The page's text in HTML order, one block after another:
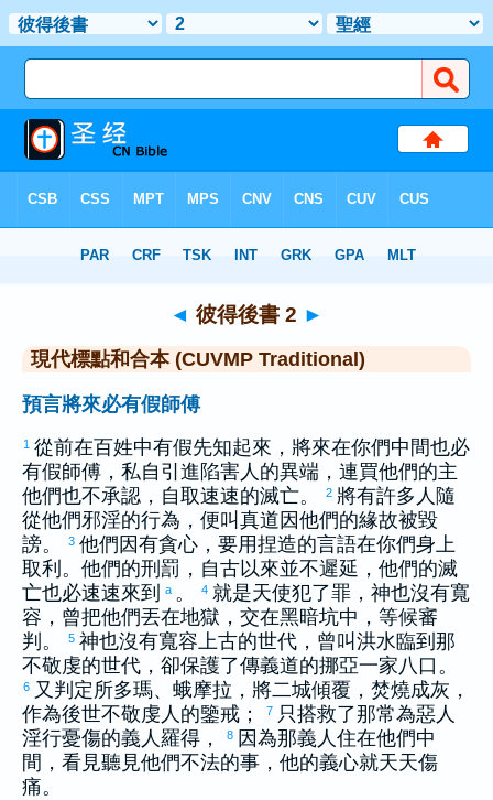
> 彼得後書 2
◄ 彼得後書 2 ►
現代標點和合本 (CUVMP Traditional)
預言將來必有假師傅
1 從前在百姓中有假先知起來，將來在你們中間也必
有假師傅，私自引進陷害人的異端，連買他們的主
他們也不承認，自取速速的滅亡。
2 將有許多人隨
從他們邪淫的行為，便叫真道因他們的緣故被毀
謗。
3 他們因有貪心，要用捏造的言語在你們身上
取利。他們的刑罰，自古以來並不遲延，他們的滅
亡也必速速來到
a 。 4 就是天使犯了罪，神也沒有寬
容，曾把他們丟在地獄，交在黑暗坑中，等候審
判。
5 神也沒有寬容上古的世代，曾叫洪水臨到那
不敬虔的世代，卻保護了傳義道的挪亞一家八口。
6 又判定所多瑪、 蛾摩拉 ，將二城傾覆，焚燒成灰，
作為後世不敬虔人的鑒戒；
7 只搭救了那常為惡人
淫行憂傷的義人羅得 ， 8 因為那義人住在他們中
間，看見聽見他們不法的事，他的義心就天天傷
痛。